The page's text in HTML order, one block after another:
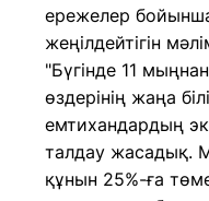
ережелер бойынша
жеңілдейтігін
"Бүгінде 11
өздерінің жаңа
емтихандардың
талдау жасадық.
құнын 25%-ға